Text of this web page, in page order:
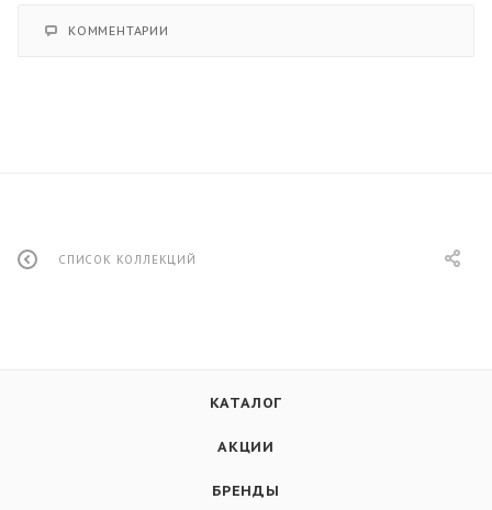
КОММЕНТАРИИ
СПИСОК КОЛЛЕКЦИЙ
КАТАЛОГ
АКЦИИ
БРЕНДЫ